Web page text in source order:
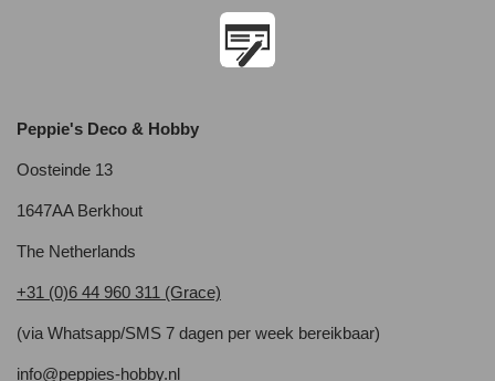
Peppie's Deco & Hobby
Oosteinde 13
1647AA Berkhout
The Netherlands
+31 (0)6 44 960 311 (Grace)
(via Whatsapp/SMS 7 dagen per week bereikbaar)
info@peppies-hobby.nl